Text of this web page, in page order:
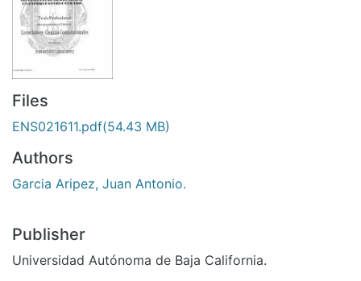
Files
ENS021611.pdf(54.43 MB)
Authors
Garcia Aripez, Juan Antonio.
Publisher
Universidad Autónoma de Baja California.